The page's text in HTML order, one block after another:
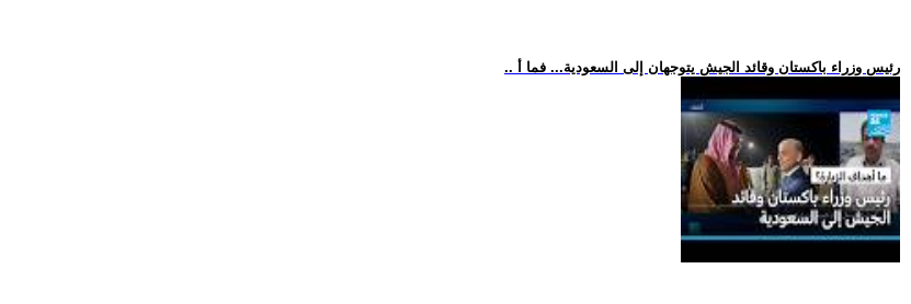
.. رئيس وزراء باكستان وقائد الجيش يتوجهان إلى السعودية... فما أ